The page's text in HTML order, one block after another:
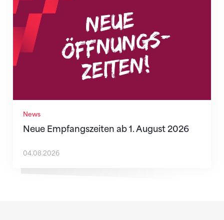
News
Neue Empfangszeiten ab 1. August 2026
04.08.2026